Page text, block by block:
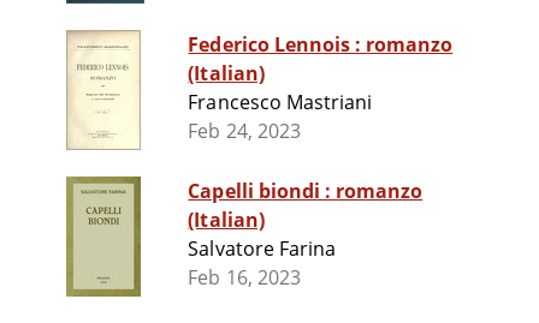
Federico Lennois : romanzo
(Italian)
Francesco Mastriani
Feb 24, 2023
Capelli biondi : romanzo
(Italian)
Salvatore Farina
Feb 16, 2023